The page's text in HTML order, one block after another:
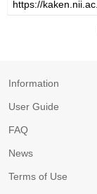
Information
User Guide
FAQ
News
Terms of Use